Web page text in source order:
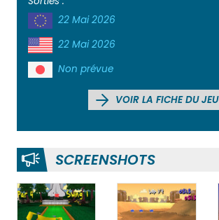
22 Mai 2026
22 Mai 2026
Non prévue
VOIR LA FICHE DU JEU
SCREENSHOTS